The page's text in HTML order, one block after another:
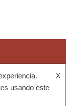
usando este
X